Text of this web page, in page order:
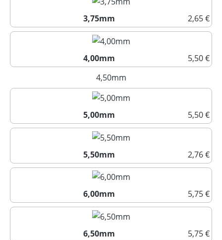
3,75mm
2,65 €
3,75mm
4,00mm
5,50 €
4,00mm
4,50mm(Diese Option ist zurzeit
5,00mm
5,50 €
5,00mm
5,50mm
2,76 €
5,50mm
6,00mm
5,75 €
6,00mm
6,50mm
5,75 €